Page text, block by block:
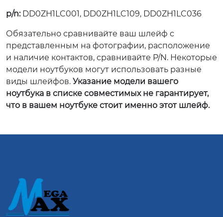
p/n: DD0ZH1LC001, DD0ZH1LC109, DD0ZH1LC036
Обязательно сравнивайте ваш шлейф с
представленным на фотографии, расположение
и наличие контактов, сравнивайте P/N. Некоторые
модели ноутбуков могут использовать разные
виды шлейфов. Указание модели вашего
ноутбука в списке совместимых не гарантирует,
что в вашем ноутбуке стоит именно этот шлейф.